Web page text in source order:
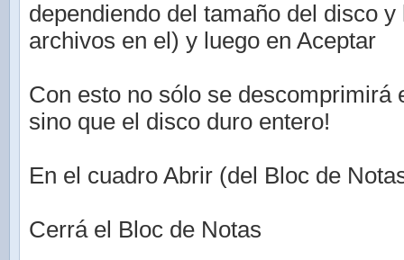
dependiendo del tamaño del disco y
archivos en el) y luego en Aceptar
Con esto no sólo se descomprimirá
sino que el disco duro entero!
En el cuadro Abrir (del Bloc de
Cerrá el Bloc de Notas